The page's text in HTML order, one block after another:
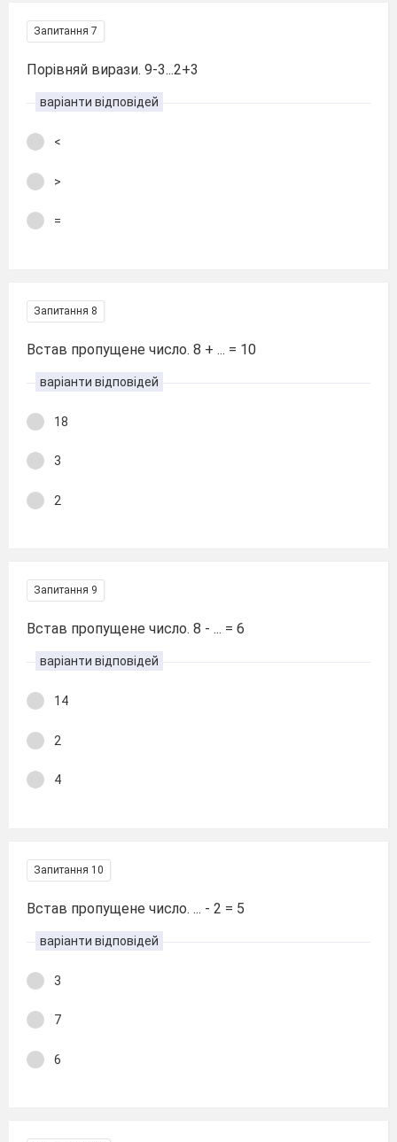
Запитання 7
Порівняй вирази. 9-3...2+3
варіанти відповідей
<
>
=
Запитання 8
Встав пропущене число. 8 + ... = 10
варіанти відповідей
18
3
2
Запитання 9
Встав пропущене число. 8 - ... = 6
варіанти відповідей
14
2
4
Запитання 10
Встав пропущене число. ... - 2 = 5
варіанти відповідей
3
7
6